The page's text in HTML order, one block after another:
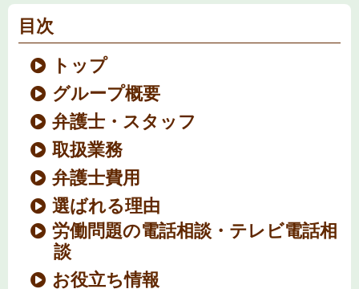
目次
トップ
グループ概要
弁護士・スタッフ
取扱業務
弁護士費用
選ばれる理由
労働問題の電話相談・テレビ電話相
談
お役立ち情報